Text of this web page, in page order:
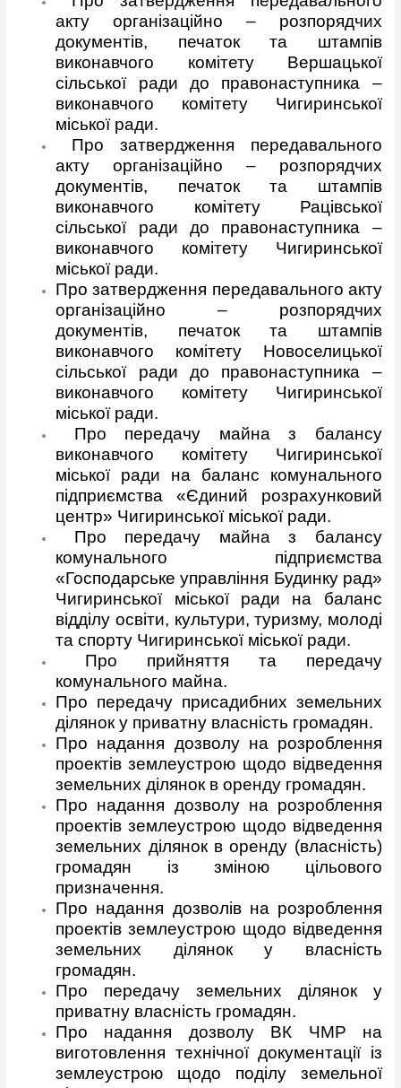
акту організаційно – розпорядчих
документів, печаток та штампів
виконавчого комітету Вершацької
сільської ради до правонаступника –
виконавчого комітету Чигиринської
міської ради.
Про затвердження передавального
акту організаційно – розпорядчих
документів, печаток та штампів
виконавчого комітету Рацівської
сільської ради до правонаступника –
виконавчого комітету Чигиринської
міської ради.
Про затвердження передавального акту
організаційно – розпорядчих
документів, печаток та штампів
виконавчого комітету Новоселицької
сільської ради до правонаступника –
виконавчого комітету Чигиринської
міської ради.
Про передачу майна з балансу
виконавчого комітету Чигиринської
міської ради на баланс комунального
підприємства «Єдиний розрахунковий
центр» Чигиринської міської ради.
Про передачу майна з балансу
комунального підприємства
«Господарське управління Будинку рад»
Чигиринської міської ради на баланс
відділу освіти, культури, туризму, молоді
та спорту Чигиринської міської ради.
Про прийняття та передачу
комунального майна.
Про передачу присадибних земельних
ділянок у приватну власність громадян.
Про надання дозволу на розроблення
проектів землеустрою щодо відведення
земельних ділянок в оренду громадян.
Про надання дозволу на розроблення
проектів землеустрою щодо відведення
земельних ділянок в оренду (власність)
громадян із зміною цільового
призначення.
Про надання дозволів на розроблення
проектів землеустрою щодо відведення
земельних ділянок у власність
громадян.
Про передачу земельних ділянок у
приватну власність громадян.
Про надання дозволу ВК ЧМР на
виготовлення технічної документації із
землеустрою щодо поділу земельної